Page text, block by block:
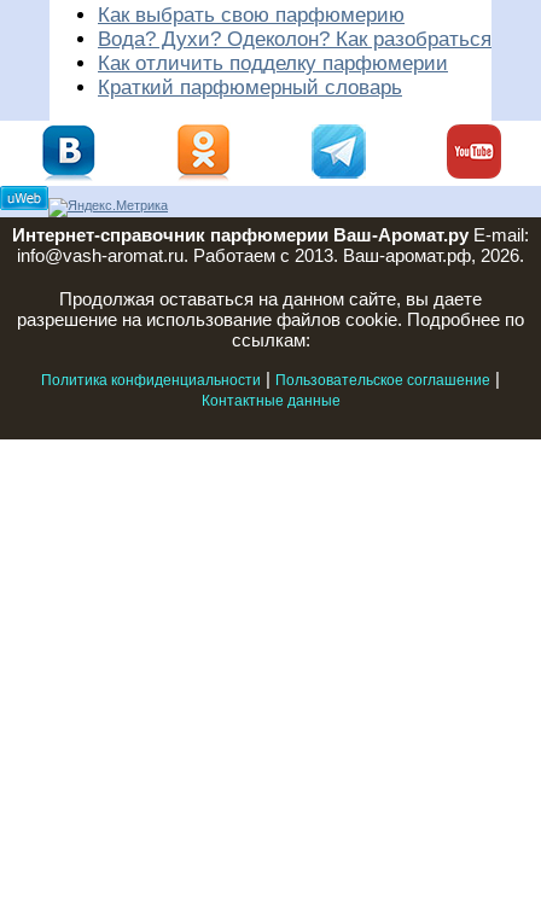
Как выбрать свою парфюмерию
Вода? Духи? Одеколон? Как разобраться
Как отличить подделку парфюмерии
Краткий парфюмерный словарь
Интернет-справочник парфюмерии Ваш-Аромат.ру E-mail:
info@vash-aromat.ru. Работаем с 2013. Ваш-аромат.рф, 2026.
Продолжая оставаться на данном сайте, вы даете
разрешение на использование файлов cookie. Подробнее по
ссылкам:
Политика конфиденциальности | Пользовательское соглашение |
Контактные данные